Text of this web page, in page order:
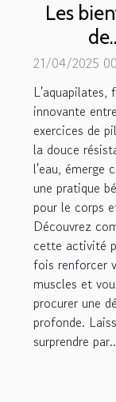
Les
de
pour
la
21/04/2025
L'aquapilates,
innovante
exercices de
la douce
l'eau, émerge
une pratique
pour le corps
Découvrez
cette activité
fois renforcer
muscles et
procurer une
profonde.
surprendre